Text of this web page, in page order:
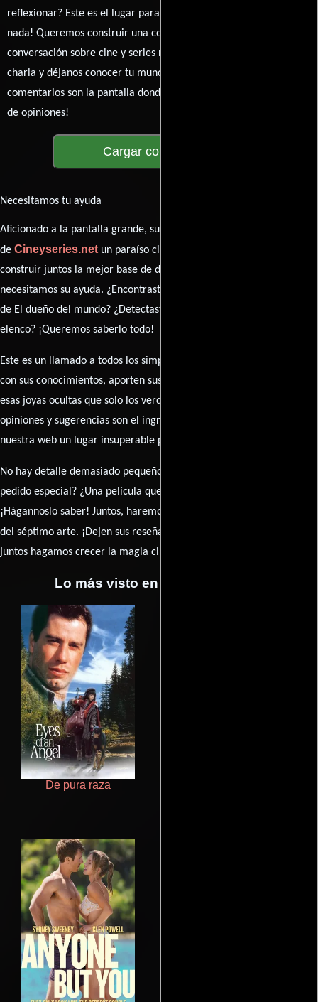
reflexionar? Este es el lugar para expresarlo. ¡No te guardes
nada! Queremos construir una comunidad apasionada donde la
conversación sobre cine y series nunca se detenga. Únete a la
charla y déjanos conocer tu mundo cinematográfico. ¡Los
comentarios son la pantalla donde se proyecta nuestra diversidad
de opiniones!
Cargar comentarios
Necesitamos tu ayuda
Aficionado a la pantalla grande, su participación es clave para hacer
de Cineyseries.netun paraíso cinéfilo completo. Queremos
construir juntos la mejor base de datos cinematográfica, pero
necesitamos su ayuda. ¿Encontraste algún dato faltante en la ficha
de El dueño del mundo? ¿Detectaste algún error en la sinopsis o el
elenco? ¡Queremos saberlo todo!
Este es un llamado a todos los simpatizantes del cine: contribuyan
con sus conocimientos, aporten sus descubrimientos y compartan
esas joyas ocultas que solo los verdaderos fanáticos conocen. Sus
opiniones y sugerencias son el ingrediente secreto que hará de
nuestra web un lugar insuperable para los amantes del celuloide.
No hay detalle demasiado pequeño ni opinión insignificante. ¿Algún
pedido especial? ¿Una película que sueñas con ver reseñada?
¡Hágannoslo saber! Juntos, haremos de esta comunidad el epicentro
del séptimo arte. ¡Dejen sus reseña en la
juntos hagamos crecer la magia cinematográfica!
Lo más visto en Cineyseries.net
De pura raza